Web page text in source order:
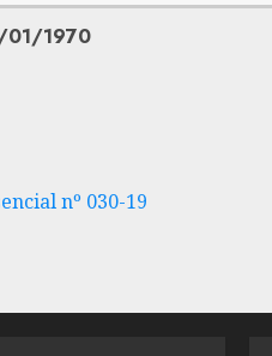
01/1970
nº 030-19